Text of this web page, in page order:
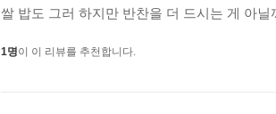
쌀 밥도 그러 하지만 반찬을 더 드시는 게 아
1명이 이 리뷰를 추천합니다.